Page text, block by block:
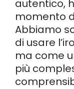
autentico,
momento
Abbiamo
di usare
ma come
più